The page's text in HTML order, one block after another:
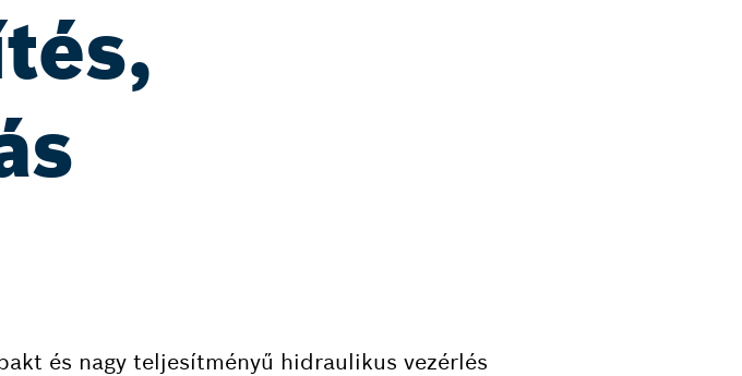
és nagy teljesítményű hidraulikus vezérlés